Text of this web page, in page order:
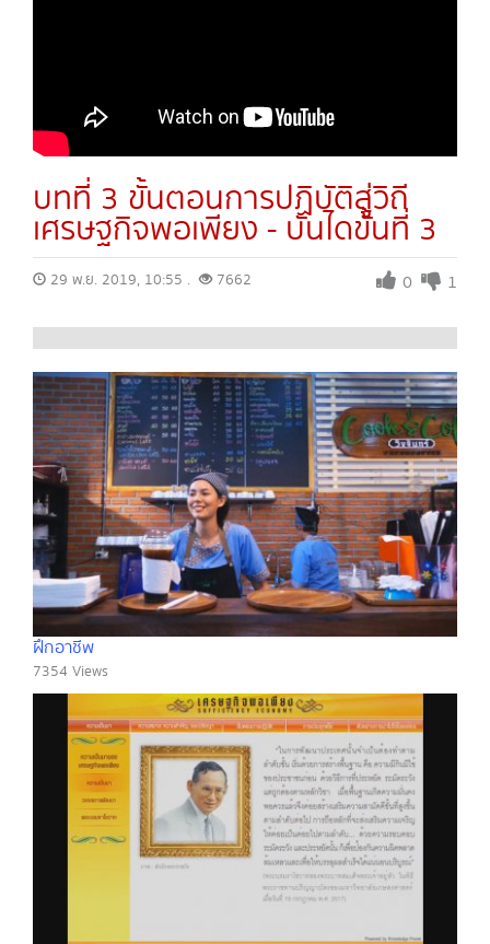
บทที่ 3 ขั้นตอนการปฏิบัติสู่วิถี
เศรษฐกิจพอเพียง - บันไดขั้นที่ 3
29 พ.ย. 2019, 10:55 . 7662 0 1
ฝึกอาชีพ
7354 Views